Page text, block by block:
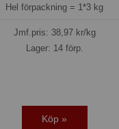
Hel förpackning = 1*3 kg
Jmf.pris: 38,97kr/kg
Lager: 14 förp.
Köp »